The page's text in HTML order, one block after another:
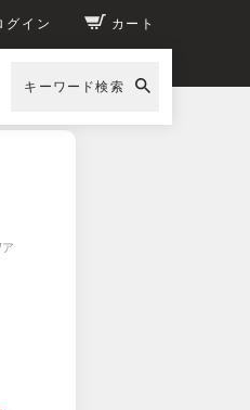
グイン カート
キーワード検索